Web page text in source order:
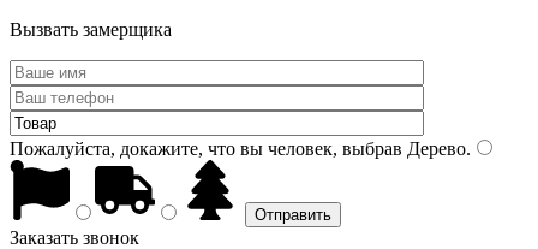
Вызвать замерщика
Пожалуйста, докажите, что вы человек, выбрав Дерево.
Заказать звонок